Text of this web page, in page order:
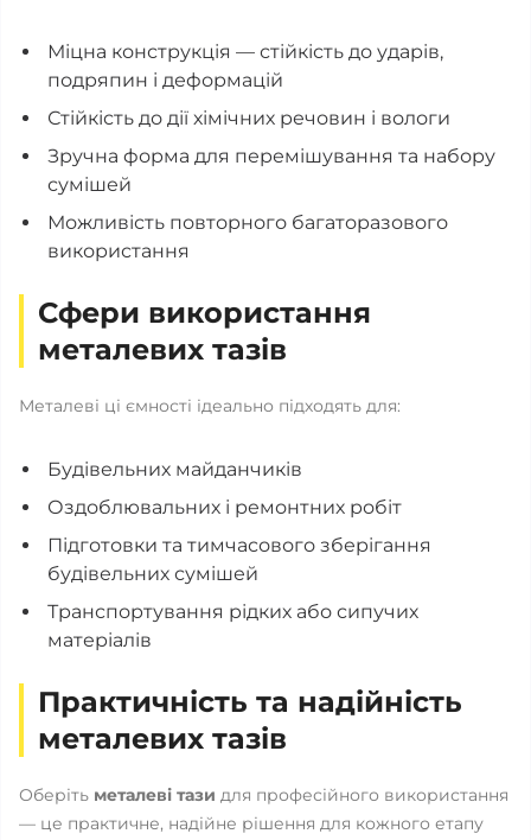
Міцна конструкція — стійкість до ударів,
подряпин і деформацій
Стійкість до дії хімічних речовин і вологи
Зручна форма для перемішування та набору
сумішей
Можливість повторного багаторазового
використання
Сфери використання
металевих тазів
Металеві ці ємності ідеально підходять для:
Будівельних майданчиків
Оздоблювальних і ремонтних робіт
Підготовки та тимчасового зберігання
будівельних сумішей
Транспортування рідких або сипучих
матеріалів
Практичність та надійність
металевих тазів
Оберіть металеві тази для професійного використання
— це практичне, надійне рішення для кожного етапу